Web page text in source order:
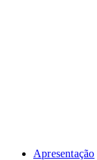
Apresentação